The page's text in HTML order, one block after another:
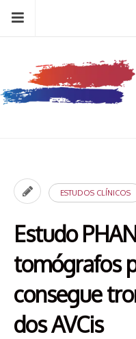
content
Menu
then
press
Type your search
ESTUDOS CLÍNICOS
Estudo
tomógrafos
consegue
dos AVCis